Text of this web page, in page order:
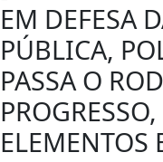
EM DEFESA
PÚBLICA,
PASSA O
ELEMENTOS